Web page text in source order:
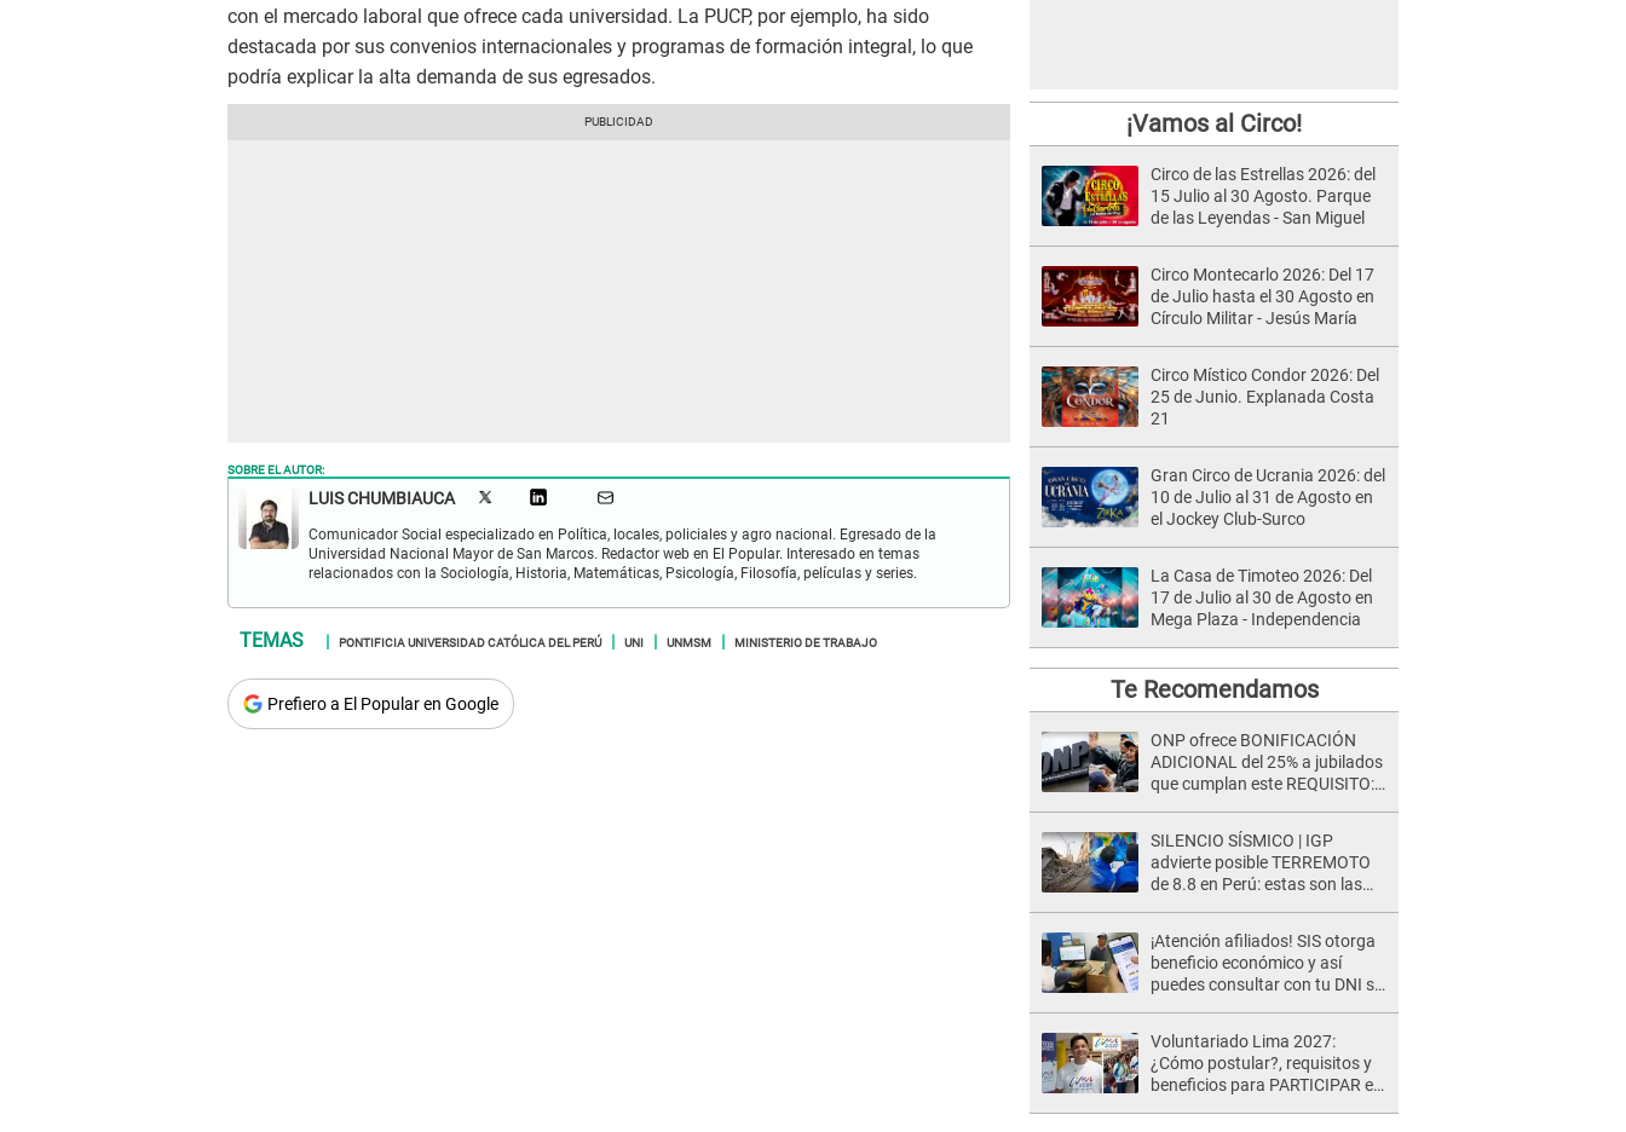
con el mercado laboral que ofrece cada universidad. La PUCP, por ejemplo, ha sido
destacada por sus convenios internacionales y programas de formación integral, lo que
podría explicar la alta demanda de sus egresados.
SOBRE EL AUTOR:
LUIS CHUMBIAUCA
Comunicador Social especializado en Política, locales, policiales y agro nacional. Egresado de la
Universidad Nacional Mayor de San Marcos. Redactor web en El Popular. Interesado en temas
relacionados con la Sociología, Historia, Matemáticas, Psicología, Filosofía, películas y series.
PONTIFICIA UNIVERSIDAD CATÓLICA DEL PERÚ UNI UNMSM MINISTERIO DE TRABAJO
Prefiero a El Popular en Google
¡Vamos al Circo!
Circo de las Estrellas 2026: del
15 Julio al 30 Agosto. Parque
de las Leyendas - San Miguel
Circo Montecarlo 2026: Del 17
de Julio hasta el 30 Agosto en
Círculo Militar - Jesús María
Circo Místico Condor 2026: Del
25 de Junio. Explanada Costa
21
Gran Circo de Ucrania 2026: del
10 de Julio al 31 de Agosto en
el Jockey Club-Surco
La Casa de Timoteo 2026: Del
17 de Julio al 30 de Agosto en
Mega Plaza - Independencia
Te Recomendamos
ONP ofrece BONIFICACIÓN
ADICIONAL del 25% a jubilados
que cumplan este REQUISITO:
SILENCIO SÍSMICO | IGP
advierte posible TERREMOTO
de 8.8 en Perú: estas son las
¡Atención afiliados! SIS otorga
beneficio económico y así
puedes consultar con tu DNI si
Voluntariado Lima 2027:
¿Cómo postular?, requisitos y
beneficios para PARTICIPAR en